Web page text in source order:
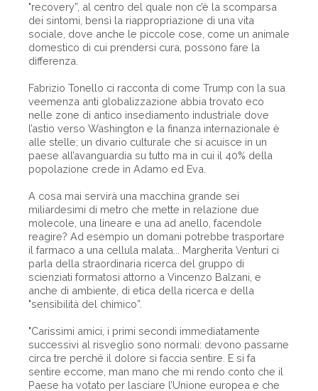
"recovery”, al centro del quale non c’è la scomparsa
dei sintomi, bensì la riappropriazione di una vita
sociale, dove anche le piccole cose, come un animale
domestico di cui prendersi cura, possono fare la
differenza.
Fabrizio Tonello ci racconta di come Trump con la sua
veemenza anti globalizzazione abbia trovato eco
nelle zone di antico insediamento industriale dove
l’astio verso Washington e la finanza internazionale è
alle stelle; un divario culturale che si acuisce in un
paese all’avanguardia su tutto ma in cui il 40% della
popolazione crede in Adamo ed Eva.
A cosa mai servirà una macchina grande sei
miliardesimi di metro che mette in relazione due
molecole, una lineare e una ad anello, facendole
reagire? Ad esempio un domani potrebbe trasportare
il farmaco a una cellula malata... Margherita Venturi ci
parla della straordinaria ricerca del gruppo di
scienziati formatosi attorno a Vincenzo Balzani, e
anche di ambiente, di etica della ricerca e della
"sensibilità del chimico”.
"Carissimi amici, i primi secondi immediatamente
successivi al risveglio sono normali: devono passarne
circa tre perché il dolore si faccia sentire. E si fa
sentire eccome, man mano che mi rendo conto che il
Paese ha votato per lasciare l’Unione europea e che